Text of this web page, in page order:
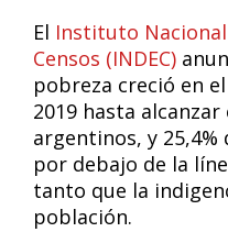
El Instituto
Censos (INDEC)
pobreza creció en
2019 hasta alcanzar
argentinos, y
por debajo de la
tanto que la
población.